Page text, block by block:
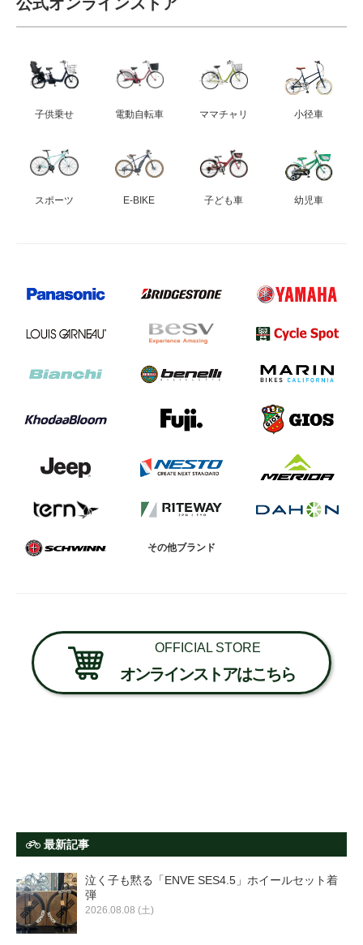
子供乗せ 電動自転車 ママチャリ 小径車
スポーツ E-BIKE 子ども車 幼児車
その他ブランド
OFFICIAL STORE
オンラインストアはこちら
最新記事
泣く子も黙る「ENVE SES4.5」ホイールセット着
弾
2026.08.08 (土)